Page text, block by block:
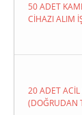
50 ADET
CİHAZI ALIM
20 ADET ACİL
(DOĞRUDAN